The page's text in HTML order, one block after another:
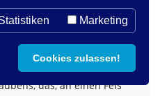
Marketing
Cookies zulassen!
fest daran, dass wir
Messias
weil dies dem innersten
Leidenschaft (…)
In das mächtige Seil
das, an einen Fels